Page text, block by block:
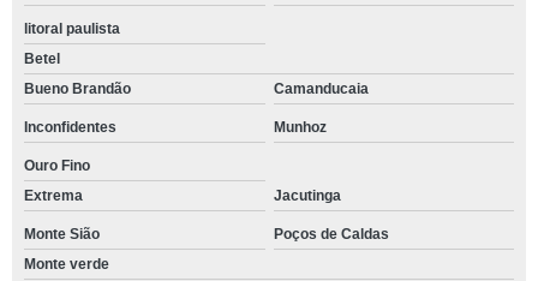
litoral paulista
Betel
Bueno Brandão
Camanducaia
Inconfidentes Munhoz
Ouro Fino
Extrema
Jacutinga
Monte Sião
Poços de Caldas
Monte verde